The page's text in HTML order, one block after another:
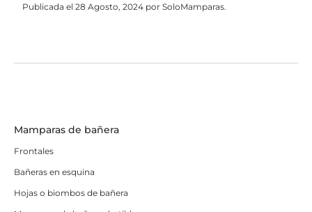
Publicada el 28 Agosto, 2024 por SoloMamparas.
Mamparas de bañera
Frontales
Bañeras en esquina
Hojas o biombos de bañera